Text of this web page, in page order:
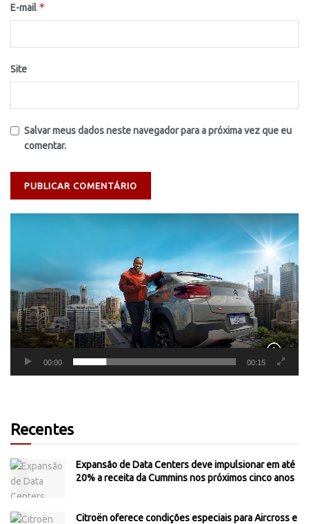
E-mail *
Site
Salvar meus dados neste navegador para a próxima vez que eu
comentar.
00:00 00:15
Recentes
Expansão de Data Centers deve impulsionar em até
20% a receita da Cummins nos próximos cinco anos
Citroën oferece condições especiais para Aircross e